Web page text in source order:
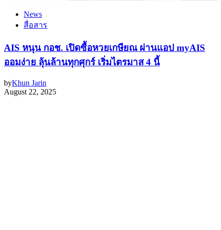
News
สื่อสาร
AIS หนุน กอช. เปิดซื้อหวยเกษียณ ผ่านแอป myAIS
ออมง่าย ลุ้นล้านทุกศุกร์ เริ่มไตรมาส 4 นี้
byKhun Jarin
August 22, 2025